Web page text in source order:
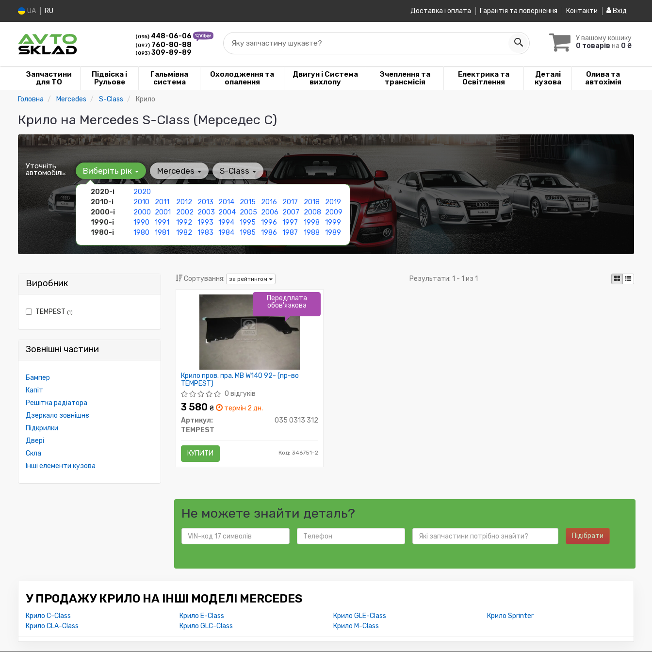
UA RU Доставка і оплата Гарантія та повернення Контакти Вхід
(095) 448-06-06
(097) 760-80-88
(093) 309-89-89
У вашому кошику
0 товарів на 0 ₴
Яку запчастину шукаєте?
Запчастини
для ТО
Підвіска і
Рульове
Гальмівна
система
Охолодження та
опалення
Двигун і Система
вихлопу
Зчеплення та
трансмісія
Електрика та
Освітлення
Деталі
кузова
Олива та
автохімія
Головна Mercedes S-Class Крило
Крило на Mercedes S-Class (Мерседес С)
Уточніть
автомобіль: Виберіть рік
2020-і
2020
2010-і
2010 2011 2012 2013 2014 2015 2016 2017 2018
2019
2000-і
2000 2001 2002 2003 2004 2005 2006 2007 2008 2009
1990-і
1990 1991 1992 1993 1994 1995 1996 1997 1998
1999
1980-і
1980 1981 1982 1983 1984 1985 1986 1987 1988 1989
Mercedes S-Class
Виробник
TEMPEST (1)
Зовнішні частини
Бампер
Капіт
Решітка радіатора
Дзеркало зовнішнє
Підкрилки
Двері
Скла
Інші елементи кузова
Сортування: за рейтингом Результати: 1 - 1 из 1
Крило пров. пра. MB W140 92- (пр-во
TEMPEST)
0 відгуків
3 580 ₴
термін 2 дн.
Артикул:
035 0313 312
TEMPEST
КУПИТИ Код: 346751-2
Передплата
обов'язкова
Не можете знайти деталь?
Підібрати
У ПРОДАЖУ КРИЛО НА ІНШІ МОДЕЛІ MERCEDES
Крило C-Class
Крило CLA-Class
Крило E-Class
Крило GLC-Class
Крило GLE-Class
Крило M-Class
Крило Sprinter